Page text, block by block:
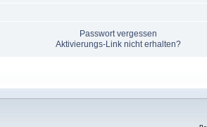
Passwort vergessen
Aktivierungs-Link nicht erhalten?